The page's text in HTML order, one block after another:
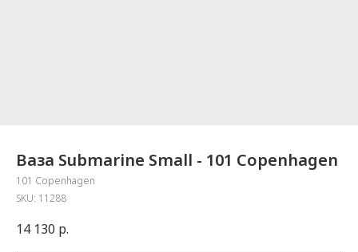
Ваза Submarine Small - 101 Copenhagen
101 Copenhagen
SKU: 11288
14 130 р.